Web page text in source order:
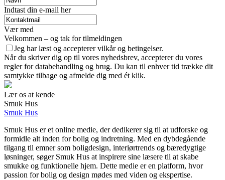
Indtast din e-mail her
Vær med
Velkommen – og tak for tilmeldingen
Jeg har læst og accepterer vilkår og betingelser.
Når du skriver dig op til vores nyhedsbrev, accepterer du vores
regler for databehandling og brug. Du kan til enhver tid trække dit
samtykke tilbage og afmelde dig med ét klik.
Lær os at kende
Smuk Hus
Smuk Hus
Smuk Hus er et online medie, der dedikerer sig til at udforske og
formidle alt inden for bolig og indretning. Med en dybdegående
tilgang til emner som boligdesign, interiørtrends og bæredygtige
løsninger, søger Smuk Hus at inspirere sine læsere til at skabe
smukke og funktionelle hjem. Dette medie er en platform, hvor
passion for bolig og design mødes med viden og ekspertise.